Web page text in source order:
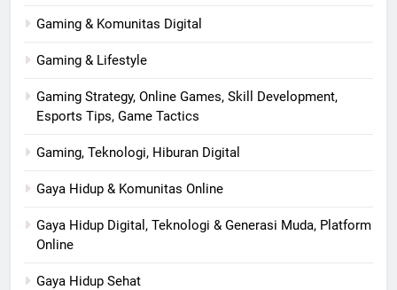
Gaming & Komunitas Digital
Gaming & Lifestyle
Gaming Strategy, Online Games, Skill Development,
Esports Tips, Game Tactics
Gaming, Teknologi, Hiburan Digital
Gaya Hidup & Komunitas Online
Gaya Hidup Digital, Teknologi & Generasi Muda, Platform
Online
Gaya Hidup Sehat